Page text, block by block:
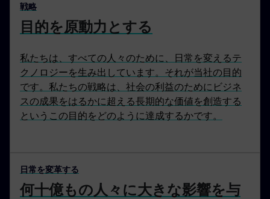
戦略
目的を原動力とする
私たちは、すべての人々のために、日常を変えるテ
クノロジーを生み出しています。それが当社の目的
です。私たちの戦略は、社会の利益のためにビジネ
スの成果をはるかに超える長期的な価値を創造する
というこの目的をどのように達成するかです。
日常を変革する
何十億もの人々に大きな影響を与